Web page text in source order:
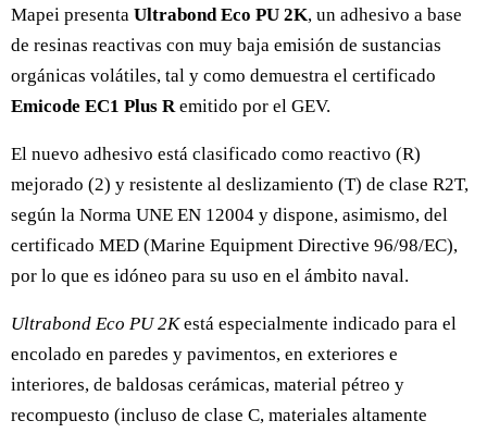
Mapei presenta Ultrabond Eco PU 2K, un adhesivo a base
de resinas reactivas con muy baja emisión de sustancias
orgánicas volátiles, tal y como demuestra el certificado
Emicode EC1 Plus R emitido por el GEV.
El nuevo adhesivo está clasificado como reactivo (R)
mejorado (2) y resistente al deslizamiento (T) de clase R2T,
según la Norma UNE EN 12004 y dispone, asimismo, del
certificado MED (Marine Equipment Directive 96/98/EC),
por lo que es idóneo para su uso en el ámbito naval.
Ultrabond Eco PU 2Kestá especialmente indicado para el
encolado en paredes y pavimentos, en exteriores e
interiores, de baldosas cerámicas, material pétreo y
recompuesto (incluso de clase C, materiales altamente